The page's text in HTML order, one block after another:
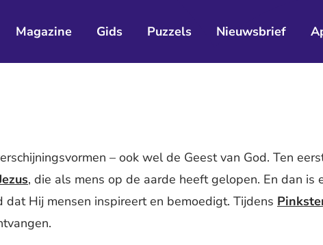
Magazine Gids Puzzels Nieuwsbrief
– ook wel de Geest van God. Ten
, die als mens op de aarde heeft gelopen. En dan is
Hij mensen inspireert en bemoedigt. Tijdens